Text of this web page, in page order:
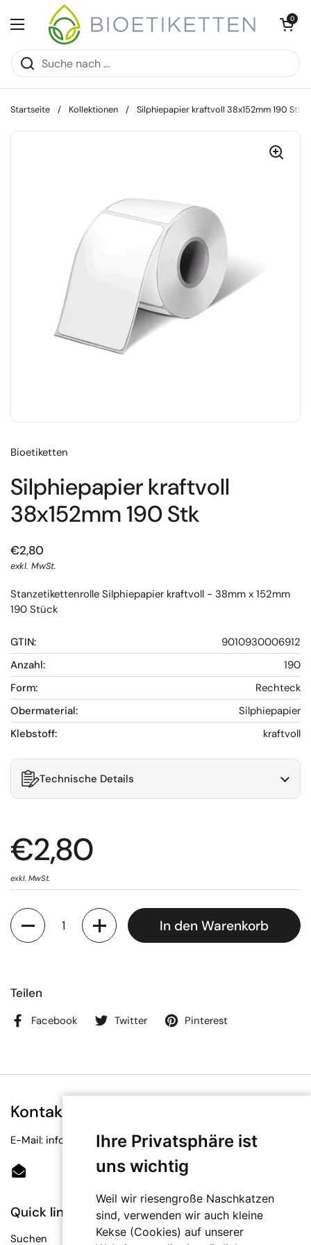
Ihre Privatsphäre ist
uns wichtig
Weil wir riesengroße Naschkatzen
sind, verwenden wir auch kleine
Kekse (Cookies) auf unserer
Zum Inhalt springen
Menü öffnen
Warenkorb
0
Startseite / Kollektionen / Silphiepapier kraftvoll 38x152mm 190 Stk
Bioetiketten
Silphiepapier kraftvoll
38x152mm 190 Stk
€2,80
exkl. MwSt.
Stanzetikettenrolle Silphiepapier kraftvoll - 38mm x 152mm
190 Stück
GTIN:
9010930006912
Anzahl:
190
Form:
Rechteck
Obermaterial:
Silphiepapier
Klebstoff:
kraftvoll
Technische Details
€2,80
exkl. MwSt.
Anzahl
In den Warenkorb
Teilen
Facebook Twitter Pinterest
Kontakt
E-Mail: info@bioetiketten.at
Email
Quick links
Suchen